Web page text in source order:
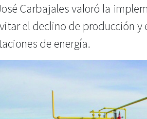
Carbajales valoró la
el declino de producción y
de energía.